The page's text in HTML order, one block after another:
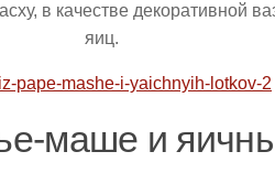
в качестве декоративной
яиц.
маше и